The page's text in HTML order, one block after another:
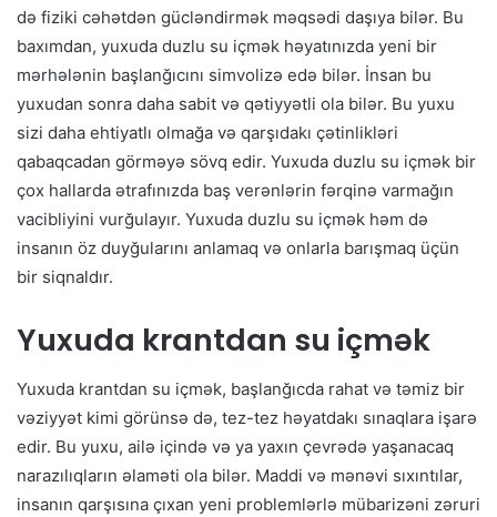
də fiziki cəhətdən gücləndirmək məqsədi daşıya bilər. Bu
baxımdan, yuxuda duzlu su içmək həyatınızda yeni bir
mərhələnin başlanğıcını simvolizə edə bilər. İnsan bu
yuxudan sonra daha sabit və qətiyyətli ola bilər. Bu yuxu
sizi daha ehtiyatlı olmağa və qarşıdakı çətinlikləri
qabaqcadan görməyə sövq edir. Yuxuda duzlu su içmək bir
çox hallarda ətrafınızda baş verənlərin fərqinə varmağın
vacibliyini vurğulayır. Yuxuda duzlu su içmək həm də
insanın öz duyğularını anlamaq və onlarla barışmaq üçün
bir siqnaldır.
Yuxuda krantdan su içmək
Yuxuda krantdan su içmək, başlanğıcda rahat və təmiz bir
vəziyyət kimi görünsə də, tez-tez həyatdakı sınaqlara işarə
edir. Bu yuxu, ailə içində və ya yaxın çevrədə yaşanacaq
narazılıqların əlaməti ola bilər. Maddi və mənəvi sıxıntılar,
insanın qarşısına çıxan yeni problemlərlə mübarizəni zəruri